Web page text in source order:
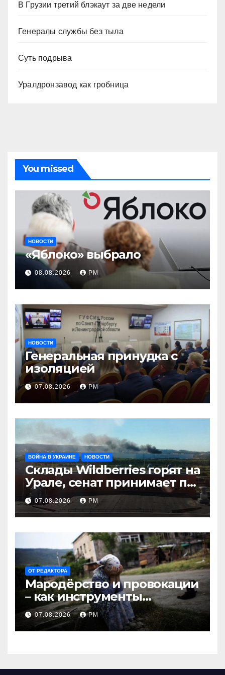
В Грузии третий блэкаут за две недели
Генералы службы без тыла
Суть подрыва
Уралдронзавод как гробница
You missed
НОВОСТИ
«Яблоко» выбрало
08.08.2026 РМ
НОВОСТИ
Генеральная принудка с
изоляцией
07.08.2026 РМ
ВОЙНА В УКРАИНЕ НОВОСТИ
Склады Wildberries горят на
Урале, сенат принимает по
Грэму закон
07.08.2026 РМ
ОТ РЕДАКТОРА
Мародёрство и провокации
– как инструменты
современной политики
России
07.08.2026 РМ